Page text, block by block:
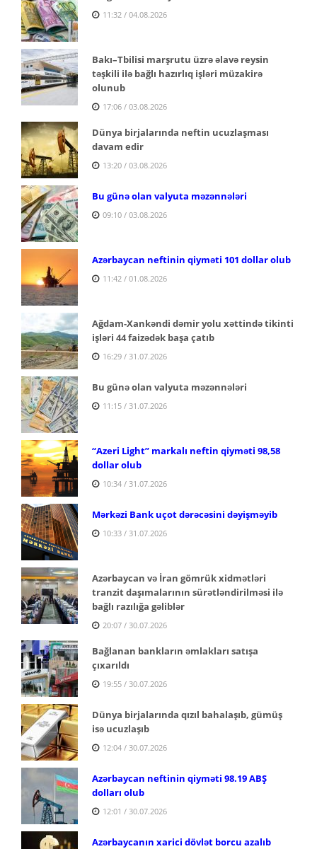
11:32 / 04.08.2026
Bakı–Tbilisi marşrutu üzrə əlavə reysin
təşkili ilə bağlı hazırlıq işləri müzakirə
olunub
17:06 / 03.08.2026
Dünya birjalarında neftin ucuzlaşması
davam edir
13:20 / 03.08.2026
Bu günə olan valyuta məzənnələri
09:10 / 03.08.2026
Azərbaycan neftinin qiyməti 101 dollar olub
11:42 / 01.08.2026
Ağdam-Xankəndi dəmir yolu xəttində tikinti
işləri 44 faizədək başa çatıb
16:29 / 31.07.2026
Bu günə olan valyuta məzənnələri
11:15 / 31.07.2026
“Azeri Light” markalı neftin qiyməti 98,58
dollar olub
10:34 / 31.07.2026
Mərkəzi Bank uçot dərəcəsini dəyişməyib
10:33 / 31.07.2026
Azərbaycan və İran gömrük xidmətləri
tranzit daşımalarının sürətləndirilməsi ilə
bağlı razılığa gəliblər
20:07 / 30.07.2026
Bağlanan bankların əmlakları satışa
çıxarıldı
19:55 / 30.07.2026
Dünya birjalarında qızıl bahalaşıb, gümüş
isə ucuzlaşıb
12:04 / 30.07.2026
Azərbaycan neftinin qiyməti 98.19 ABŞ
dolları olub
12:01 / 30.07.2026
Azərbaycanın xarici dövlət borcu azalıb